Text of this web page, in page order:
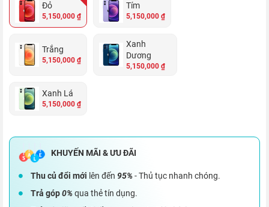
Đỏ
5,150,000 ₫
Tím
5,150,000 ₫
Trắng
5,150,000 ₫
Xanh
Dương
5,150,000 ₫
Xanh Lá
5,150,000 ₫
Thu củ đổi mới lên đến 95%- Thủ tục nhanh chóng.
Trả góp0%qua thẻ tín dụng.